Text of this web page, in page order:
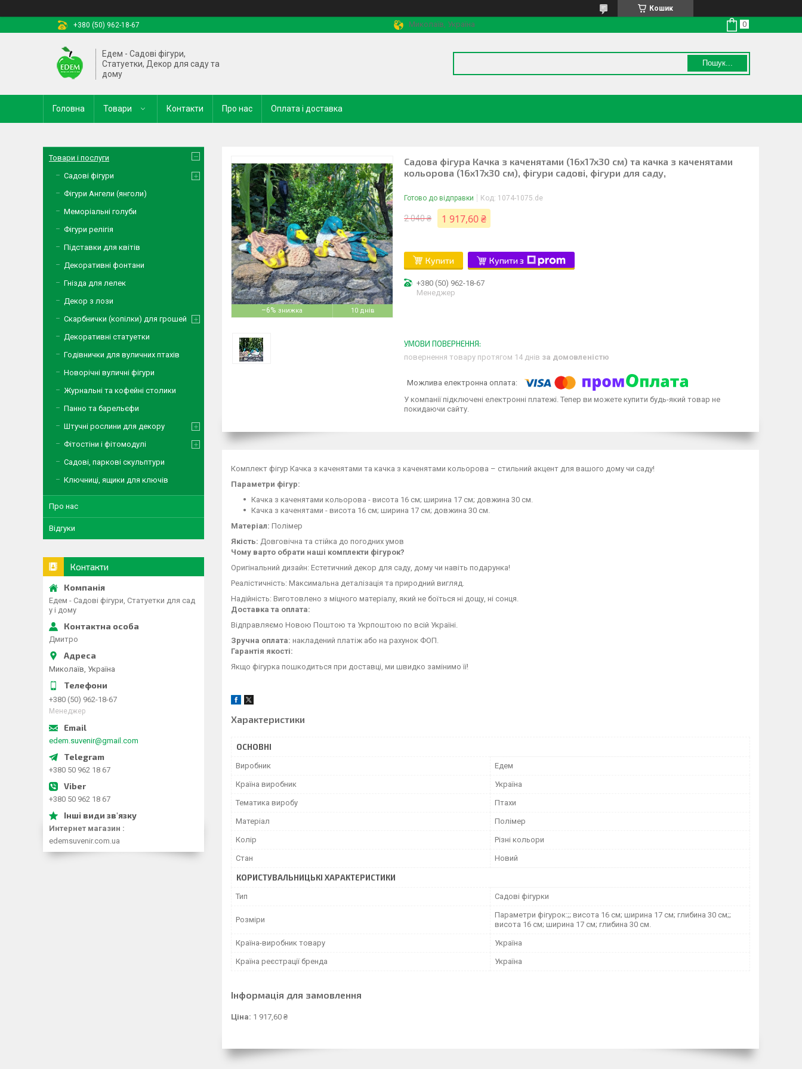
Кошик
+380 (50) 962-18-67
Миколаїв, Україна
Едем - Садові фігури,
Статуетки, Декор для саду та
дому
Пошук...
Головна Товари Контакти Про нас Оплата і доставка
–6% 10 днів
Садова фігура Качка з каченятами (16х17х30 см) та качка з каченятами
кольорова (16х17х30 см), фігури садові, фігури для саду,
Готово до відправки Код: 1074-1075.de
2 040 ₴ 1 917,60 ₴
Купити Купити з
+380 (50) 962-18-67
Менеджер
повернення товару протягом 14 днів за домовленістю
У компанії підключені електронні платежі. Тепер ви можете купити будь-який товар не
покидаючи сайту.
Комплект фігур Качка з каченятами та качка з каченятами кольорова – стильний акцент для вашого дому чи саду!
Параметри фігур:
Качка з каченятами кольорова - висота 16 см; ширина 17 см; довжина 30 см.
Качка з каченятами - висота 16 см; ширина 17 см; довжина 30 см.
Матеріал: Полімер
Якість: Довговічна та стійка до погодних умов
Чому варто обрати наші комплекти фігурок?
Оригінальний дизайн: Естетичний декор для саду, дому чи навіть подарунка!
Реалістичність: Максимальна деталізація та природний вигляд.
Надійність: Виготовлено з міцного матеріалу, який не боїться ні дощу, ні сонця.
Доставка та оплата:
Відправляємо Новою Поштою та Укрпоштою по всій Україні.
Зручна оплата: накладений платіж або на рахунок ФОП.
Гарантія якості:
Якщо фігурка пошкодиться при доставці, ми швидко замінимо її!
Характеристики
ОСНОВНІ
Виробник Едем
Країна виробник Україна
Тематика виробу Птахи
Матеріал Полімер
Колір Різні кольори
Стан Новий
КОРИСТУВАЛЬНИЦЬКІ ХАРАКТЕРИСТИКИ
Тип Садові фігурки
Розміри
Параметри фігурок:;; висота 16 см; ширина 17 см; глибина 30 см;;
висота 16 см; ширина 17 см; глибина 30 см.
Країна-виробник товару Україна
Країна реєстрації бренда Україна
Інформація для замовлення
Ціна: 1 917,60 ₴
Товари і послуги
Садові фігури
Фігури Ангели (янголи)
Меморіальні голуби
Фігури релігія
Підставки для квітів
Декоративні фонтани
Гнізда для лелек
Декор з лози
Скарбнички (копілки) для грошей
Декоративні статуетки
Годівнички для вуличних птахів
Новорічні вуличні фігури
Журнальні та кофейні столики
Панно та барельєфи
Штучні рослини для декору
Фітостіни і фітомодулі
Садові, паркові скульптури
Ключниці, ящики для ключів
Про нас
Відгуки
Контакти
Едем - Садові фігури, Статуетки для сад
у і дому
Дмитро
Миколаїв, Україна
+380 (50) 962-18-67
Менеджер
edem.suvenir@gmail.com
+380 50 962 18 67
+380 50 962 18 67
Интернет магазин
edemsuvenir.com.ua